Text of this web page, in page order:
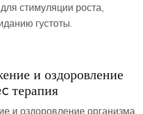
стимуляции роста,
густоты.
и оздоровление
терапия